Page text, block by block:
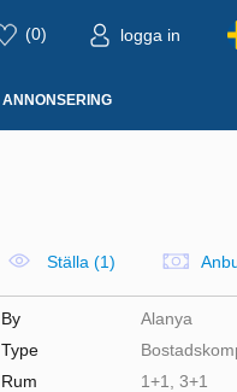
(0) logga in
ANNONSERING
Ställa (1)
By
Alanya
Type
Rum
1+1, 3+1